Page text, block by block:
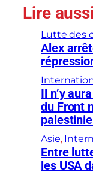
Lire aussi
Lutte des
Alex
Il n’y
du Front
Asie,
Entre
les USA